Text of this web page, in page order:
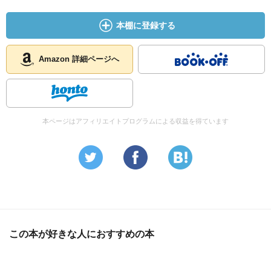
本棚に登録する
Amazon 詳細ページへ
本ページはアフィリエイトプログラムによる収益を得ています
この本が好きな人におすすめの本